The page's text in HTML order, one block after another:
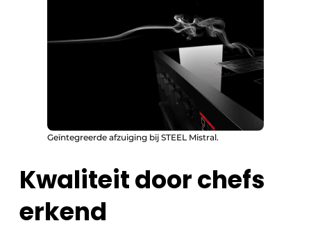
Geïntegreerde afzuiging bij STEEL Mistral.
Kwaliteit door chefs
erkend